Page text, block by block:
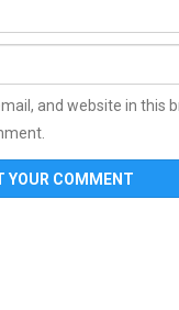
and website in this